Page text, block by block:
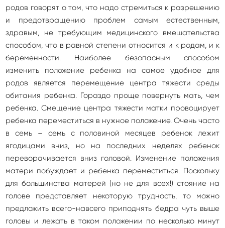
родов говорят о том, что надо стремиться к разрешению
и предотвращению проблем самым естественным,
здравым, не требующим медицинского вмешательства
способом, что в равной степени относится и к родам, и к
беременности. Наиболее безопасным способом
изменить положение ребенка на самое удобное для
родов является перемещение центра тяжести среды
обитания ребенка. Гораздо проще повернуть мать, чем
ребенка. Смещение центра тяжести матки провоцирует
ребенка переместиться в нужное положение. Очень часто
в семь – семь с половиной месяцев ребенок лежит
ягодицами вниз, но на последних неделях ребенок
переворачивается вниз головой. Изменение положения
матери побуждает и ребенка переместиться. Поскольку
для большинства матерей (но не для всех!) стояние на
голове представляет некоторую трудность, то можно
предложить всего-навсего приподнять бедра чуть выше
головы и лежать в таком положении по несколько минут